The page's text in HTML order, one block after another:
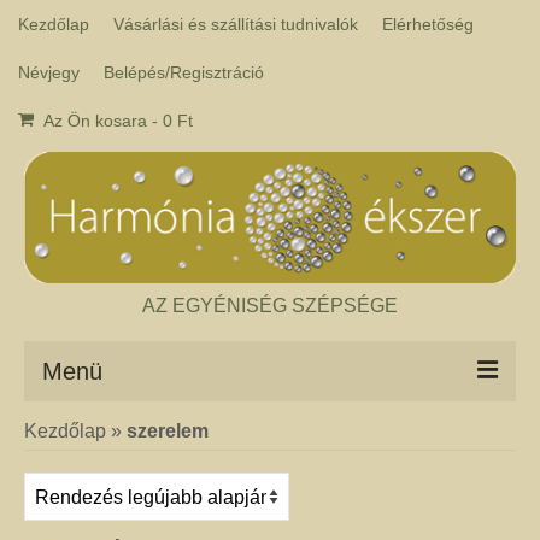
Kezdőlap Vásárlási és szállítási tudnivalók Elérhetőség
Névjegy Belépés/Regisztráció
Az Ön kosara - 0 Ft
AZ EGYÉNISÉG SZÉPSÉGE
Menü
Csakra ékszer
a népi hagyományok szerint segítik a csakrák harmónikus működését. Az
ékszerben minden csakrához tartozik egy kristály, és általában a kő színe
Kezdőlap » szerelem